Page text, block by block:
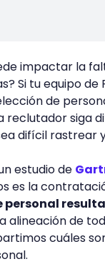
impactar la
Si tu equipo
de
reclutador siga
difícil rastrear
estudio de
es la
alineación de
cuáles